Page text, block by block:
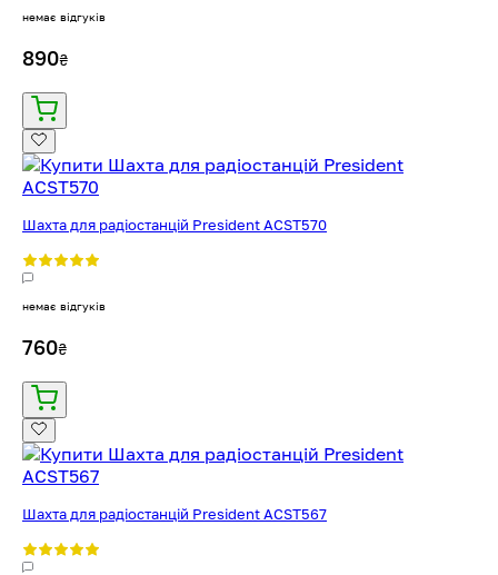
немає відгуків
890₴
Шахта для радіостанцій President ACST570
немає відгуків
760₴
Шахта для радіостанцій President ACST567